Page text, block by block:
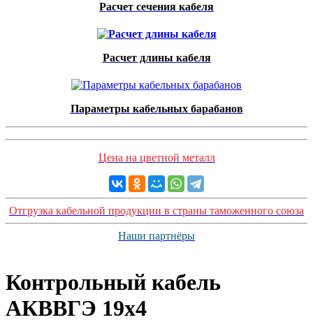
Расчет сечения кабеля
Расчет длины кабеля
Параметры кабельных барабанов
Цена на цветной металл
Отгрузка кабельной продукции в страны таможенного союза
Наши партнёры
Контрольный кабель
AКВВГЭ 19х4